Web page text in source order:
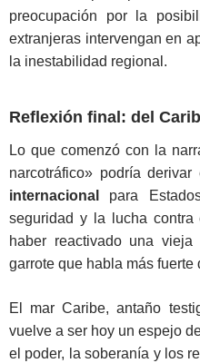
preocupación por la
extranjeras intervengan en
la inestabilidad regional.
Reflexión final: del
Lo que comenzó con la
narcotráfico» podría derivar
internacional
para
seguridad y la lucha contra
haber reactivado una
garrote que habla más fuerte
El mar Caribe, antaño
vuelve a ser hoy un espejo
el poder, la soberanía y los